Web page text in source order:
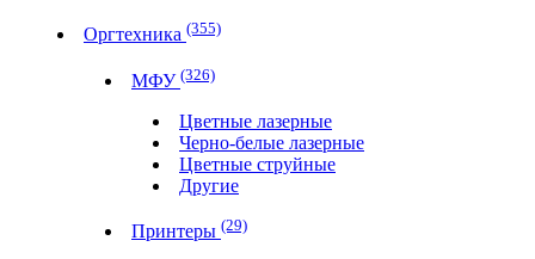
Оргтехника (355)
МФУ (326)
Цветные лазерные
Черно-белые лазерные
Цветные струйные
Другие
Принтеры (29)